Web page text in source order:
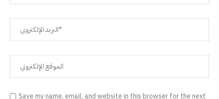
Save my name, email, and website in this browser for the next